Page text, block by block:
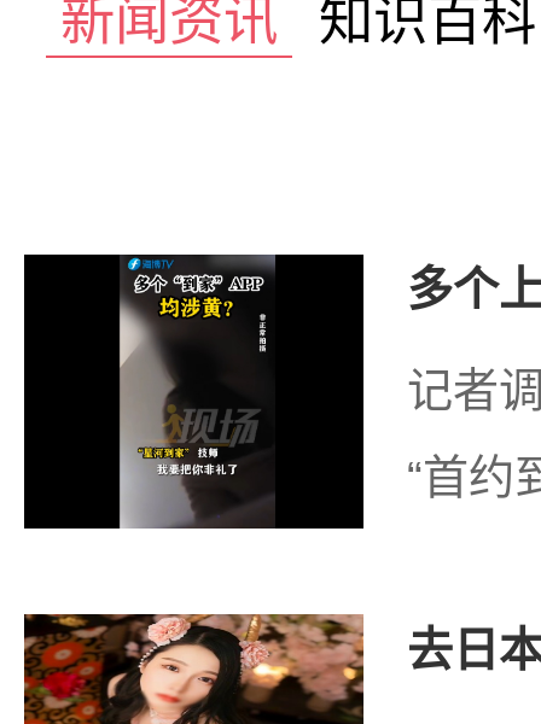
新闻资讯 知识百科
多个
记者
“首约
去日